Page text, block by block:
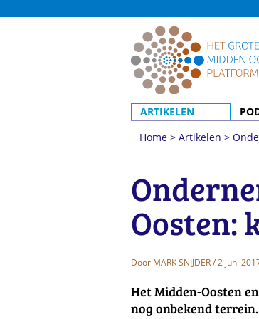
ARTIKELEN
Home > Artikelen >
Oosten:
Door MARK SNIJDER/ 2 juni
Het Midden-Oosten
nog onbekend